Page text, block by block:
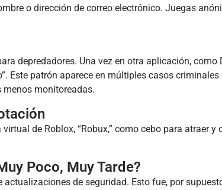
o dirección de correo electrónico. Juegas
depredadores. Una vez en otra aplicación, como
Este patrón aparece en múltiples casos criminales
monitoreadas.
de Roblox, “Robux,” como cebo para atraer y
Poco, Muy Tarde?
de seguridad. Esto fue, por